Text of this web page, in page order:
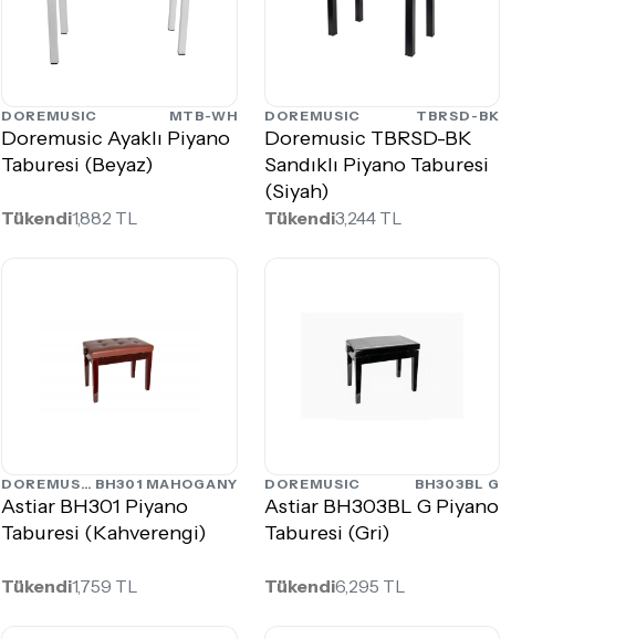
DOREMUSIC MTB-WH
Doremusic Ayaklı Piyano
Taburesi (Beyaz)
Tükendi1,882 TL
DOREMUSIC TBRSD-BK
Doremusic TBRSD-BK
Sandıklı Piyano Taburesi
(Siyah)
Tükendi3,244 TL
DOREMUSIC BH301 MAHOGANY
Astiar BH301 Piyano
Taburesi (Kahverengi)
Tükendi1,759 TL
DOREMUSIC BH303BL G
Astiar BH303BL G Piyano
Taburesi (Gri)
Tükendi6,295 TL